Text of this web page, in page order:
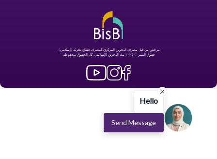
مرخص من قبل مصرف البحرين المركزي كمصرف قطاع تجزئه (إسلامي).
حقوق النشر © ٢٠٢٤ بنك البحرين الإسلامي. كل الحقوق محفوظة.
Hello
Send Message